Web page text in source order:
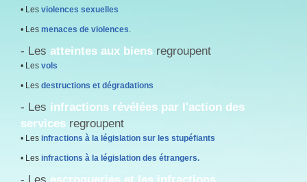
• Les violences sexuelles
• Les menaces de violences.
- Les atteintes aux biens regroupent
• Les vols
• Les destructions et dégradations
- Les infractions révélées par l'action des
services regroupent
• Les infractions à la législation sur les stupéfiants
• Les infractions à la législation des étrangers.